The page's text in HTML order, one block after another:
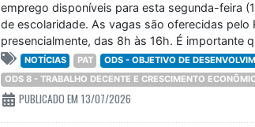
emprego disponíveis para esta segunda-feira
de escolaridade. As vagas são oferecidas pelo
presencialmente, das 8h às 16h. É importante
NOTÍCIAS PAT
ODS - OBJETIVO DE
ODS 8 - TRABALHO DECENTE E CRESCIMENTO
PUBLICADO EM 13/07/2026